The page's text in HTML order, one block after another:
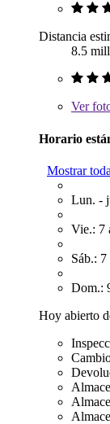
Distancia
8.5
Ver
Horario
Mostrar
Lun. -
Vie.: 7
Sáb.:
Dom.:
Hoy abierto